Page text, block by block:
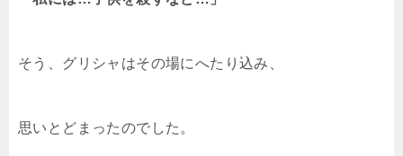
そう、グリシャはその場にへたり込み、
思いとどまったのでした。